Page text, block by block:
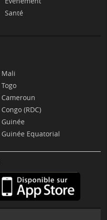
Santé
Mali
Togo
Cameroun
Congo (RDC)
Guinée
Guinée Equatorial